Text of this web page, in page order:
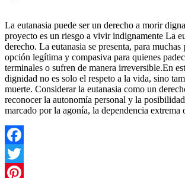
La eutanasia puede ser un derecho a morir
proyecto es un riesgo a vivir indignamente La
derecho. La eutanasia se presenta, para muchas
opción legítima y compasiva para quienes
terminales o sufren de manera irreversible.En
dignidad no es solo el respeto a la vida, sino
muerte. Considerar la eutanasia como un
reconocer la autonomía personal y la
marcado por la agonía, la dependencia
Facebook
Twitter